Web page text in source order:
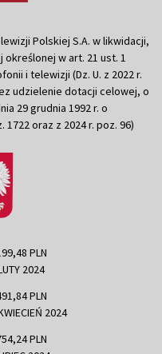
Polskiej S.A. w likwidacji,
w art. 21 ust. 1
i telewizji (Dz. U. z 2022 r.
udzielenie dotacji celowej, o
29 grudnia 1992 r. o
oraz z 2024 r. poz. 96)
PLN
2024
PLN
2024
PLN